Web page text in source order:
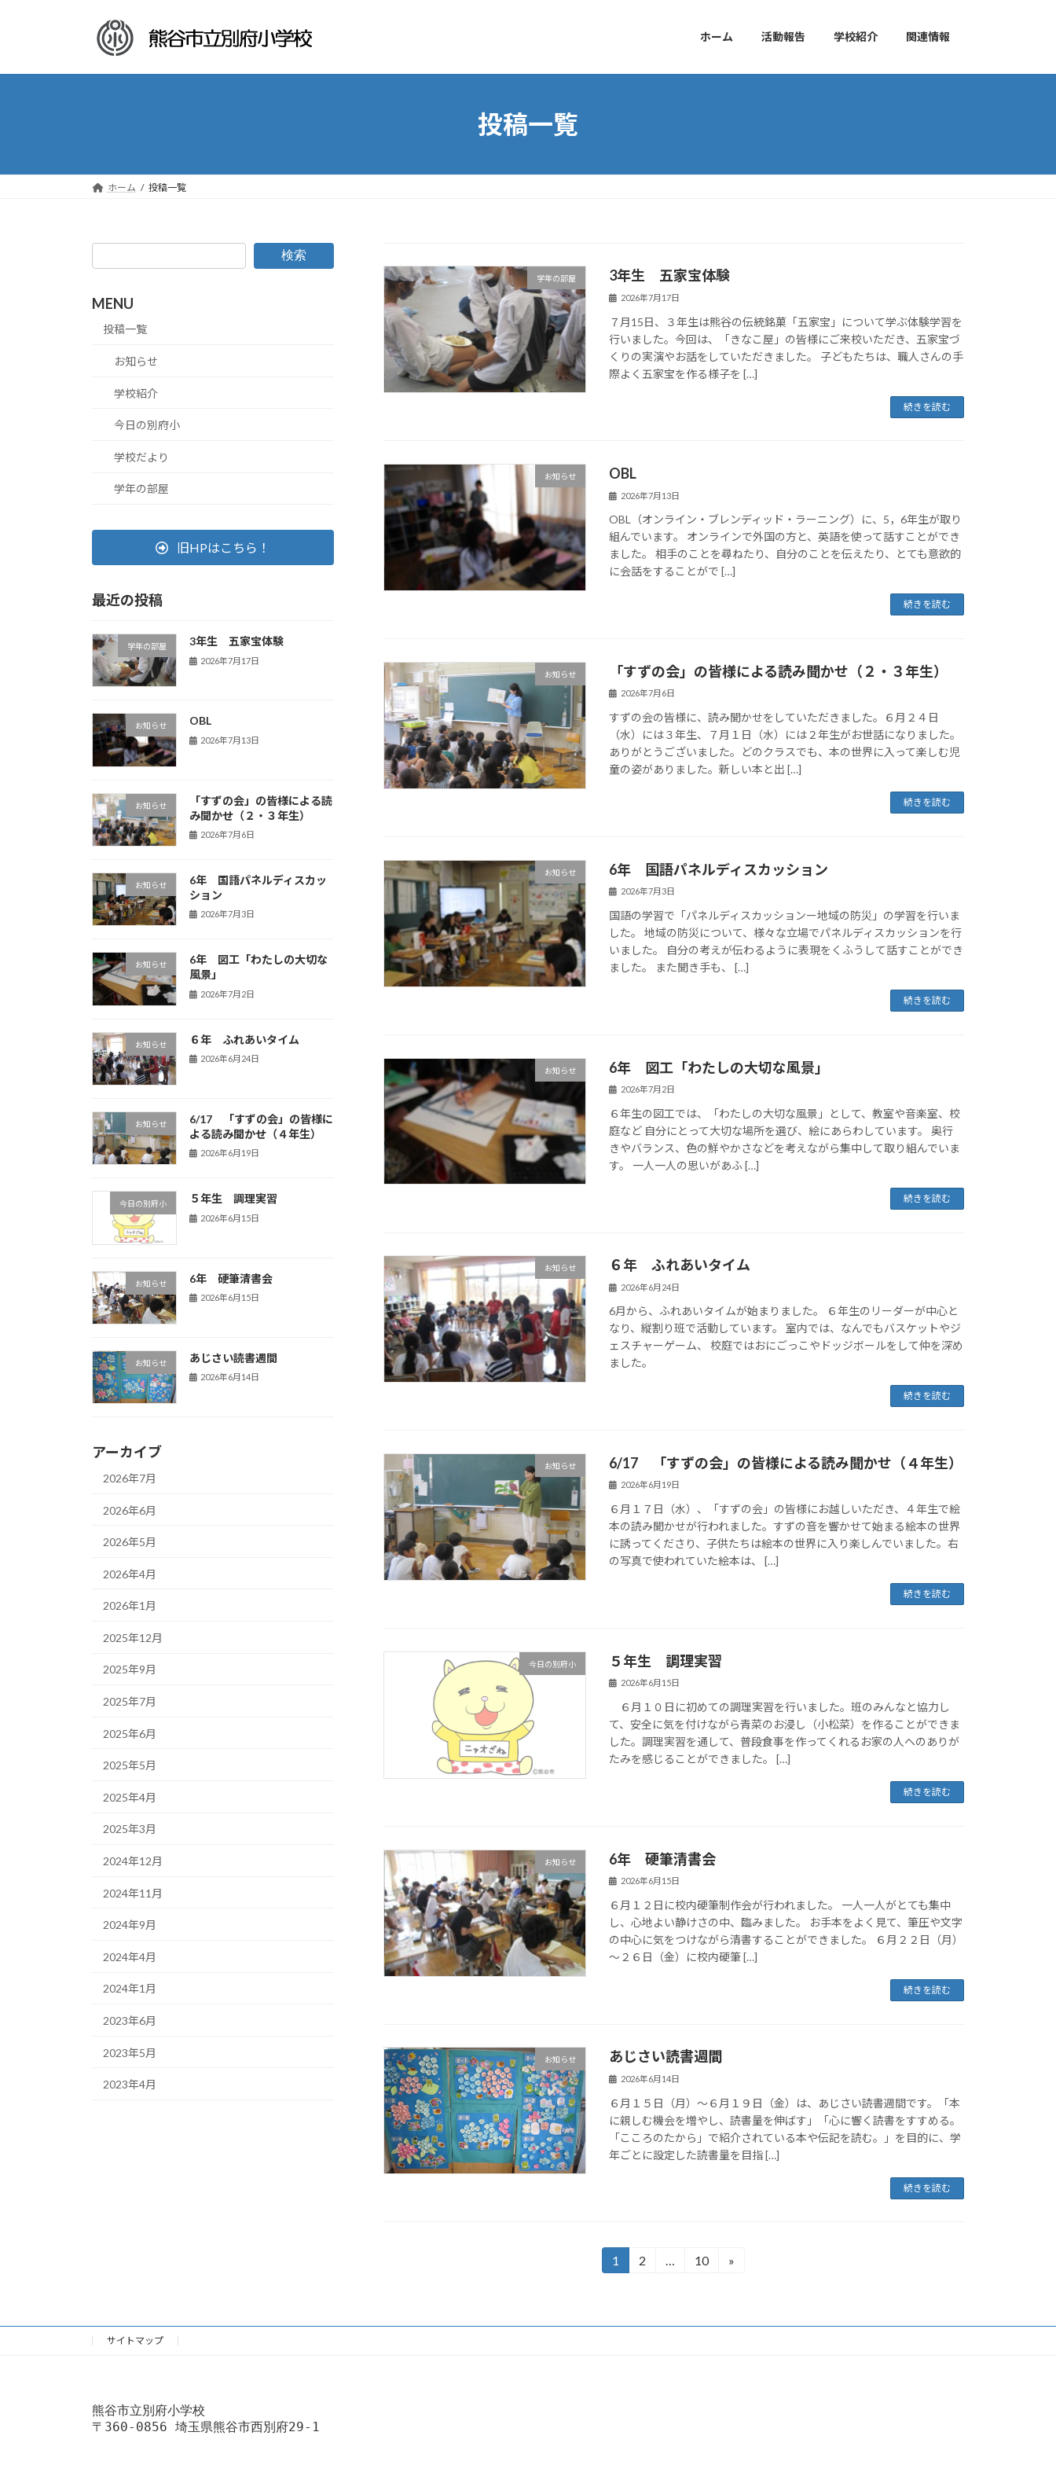
プ
動
ホーム 活動報告 学校紹介 関連情報
投稿一覧
ホーム 投稿一覧
学年の部屋 3年生 五家宝体験
2026年7月17日
７月15日、３年生は熊谷の伝統銘菓「五家宝」について学ぶ体験学習を
行いました。今回は、「きなこ屋」の皆様にご来校いただき、五家宝づ
くりの実演やお話をしていただきました。 子どもたちは、職人さんの手
際よく五家宝を作る様子を […]
続きを読む
お知らせ OBL
2026年7月13日
OBL（オンライン・ブレンディッド・ラーニング）に、5，6年生が取り
組んでいます。 オンラインで外国の方と、英語を使って話すことができ
ました。 相手のことを尋ねたり、自分のことを伝えたり、とても意欲的
に会話をすることがで […]
続きを読む
お知らせ 「すずの会」の皆様による読み聞かせ（２・３年生）
2026年7月6日
すずの会の皆様に、読み聞かせをしていただきました。６月２４日
（水）には３年生、７月１日（水）には２年生がお世話になりました。
ありがとうございました。どのクラスでも、本の世界に入って楽しむ児
童の姿がありました。新しい本と出 […]
続きを読む
お知らせ 6年 国語パネルディスカッション
2026年7月3日
国語の学習で「パネルディスカッションー地域の防災」の学習を行いま
した。 地域の防災について、様々な立場でパネルディスカッションを行
いました。 自分の考えが伝わるように表現をくふうして話すことができ
ました。 また聞き手も、 […]
続きを読む
お知らせ 6年 図工「わたしの大切な風景」
2026年7月2日
６年生の図工では、「わたしの大切な風景」として、教室や音楽室、校
庭など 自分にとって大切な場所を選び、絵にあらわしています。 奥行
きやバランス、色の鮮やかさなどを考えながら集中して取り組んでいま
す。 一人一人の思いがあふ […]
続きを読む
お知らせ ６年 ふれあいタイム
2026年6月24日
6月から、ふれあいタイムが始まりました。 ６年生のリーダーが中心と
なり、縦割り班で活動しています。 室内では、なんでもバスケットやジ
ェスチャーゲーム、 校庭ではおにごっこやドッジボールをして仲を深め
ました。
続きを読む
お知らせ 6/17 「すずの会」の皆様による読み聞かせ（４年生）
2026年6月19日
６月１７日（水）、「すずの会」の皆様にお越しいただき、４年生で絵
本の読み聞かせが行われました。すずの音を響かせて始まる絵本の世界
に誘ってくださり、子供たちは絵本の世界に入り楽しんでいました。右
の写真で使われていた絵本は、 […]
続きを読む
今日の別府小 ５年生 調理実習
2026年6月15日
６月１０日に初めての調理実習を行いました。班のみんなと協力し
て、安全に気を付けながら青菜のお浸し（小松菜）を作ることができま
した。調理実習を通して、普段食事を作ってくれるお家の人へのありが
たみを感じることができました。 […]
続きを読む
お知らせ 6年 硬筆清書会
2026年6月15日
６月１２日に校内硬筆制作会が行われました。 一人一人がとても集中
し、心地よい静けさの中、臨みました。 お手本をよく見て、筆圧や文字
の中心に気をつけながら清書することができました。 ６月２２日（月）
～２６日（金）に校内硬筆 […]
続きを読む
お知らせ あじさい読書週間
2026年6月14日
６月１５日（月）～６月１９日（金）は、あじさい読書週間です。「本
に親しむ機会を増やし、読書量を伸ばす」「心に響く読書をすすめる。
「こころのたから」で紹介されている本や伝記を読む。」を目的に、学
年ごとに設定した読書量を目指 […]
続きを読む
の
固
1
固
2 …
固
10 »
検索
MENU
投稿一覧
お知らせ
学校紹介
今日の別府小
学校だより
学年の部屋
旧HPはこちら！
最近の投稿
学年の部屋 3年生 五家宝体験
2026年7月17日
お知らせ OBL
2026年7月13日
お知らせ
「すずの会」の皆様による読
み聞かせ（２・３年生）
2026年7月6日
お知らせ
6年 国語パネルディスカッ
ション
2026年7月3日
お知らせ
6年 図工「わたしの大切な
風景」
2026年7月2日
お知らせ ６年 ふれあいタイム
2026年6月24日
お知らせ
6/17 「すずの会」の皆様に
よる読み聞かせ（４年生）
2026年6月19日
今日の別府小 ５年生 調理実習
2026年6月15日
お知らせ 6年 硬筆清書会
2026年6月15日
お知らせ あじさい読書週間
2026年6月14日
アーカイブ
2026年7月
2026年6月
2026年5月
2026年4月
2026年1月
2025年12月
2025年9月
2025年7月
2025年6月
2025年5月
2025年4月
2025年3月
2024年12月
2024年11月
2024年9月
2024年4月
2024年1月
2023年6月
2023年5月
2023年4月
サイトマップ
熊谷市立別府小学校
〒360-0856 埼玉県熊谷市西別府29-1